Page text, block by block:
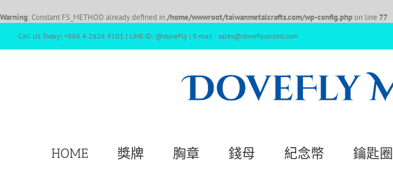
Warning: Constant FS_METHOD already defined in /home/wwwroot/taiwanmetalcrafts.com/wp-config.phpon line 77
Call Us Today! +886 4 2626 9101 | LINE ID: @doveFly | E-mail : sales@doveflyunited.com
HOME 獎牌 胸章 錢母 紀念幣 鑰匙圈